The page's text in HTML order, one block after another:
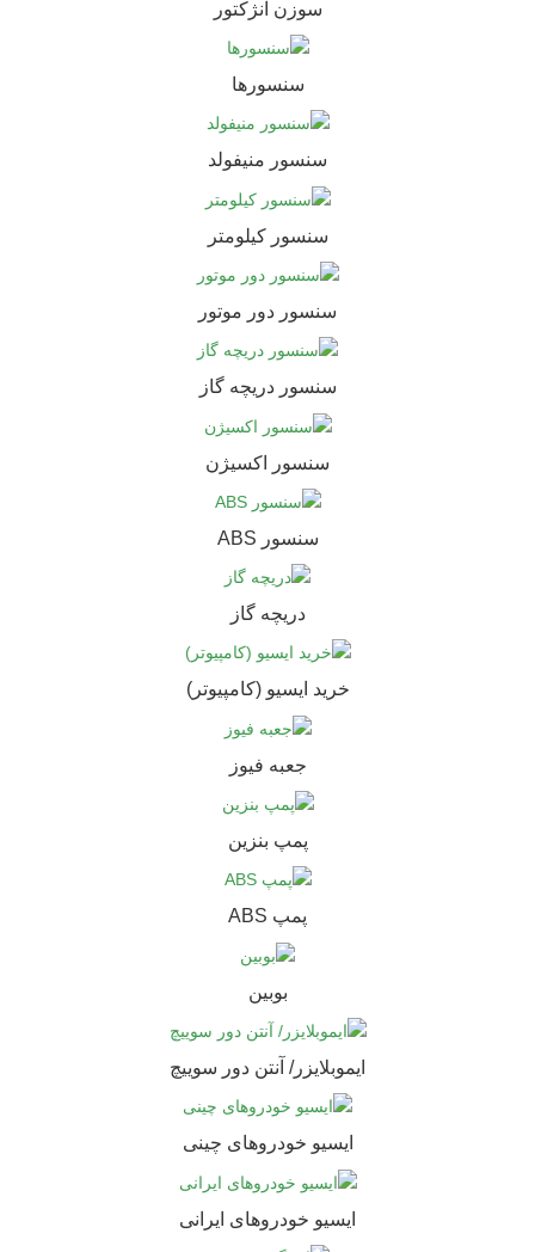
سوزن انژکتور
سنسورها
سنسور منیفولد
سنسور کیلومتر
سنسور دور موتور
سنسور دریچه گاز
سنسور اکسیژن
سنسور ABS
دریچه گاز
خرید ایسیو (کامپیوتر)
جعبه فیوز
پمپ بنزین
پمپ ABS
بوبین
ایموبلایزر/ آنتن دور سوییچ
ایسیو خودروهای چینی
ایسیو خودروهای ایرانی